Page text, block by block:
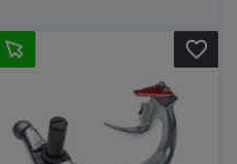
favorite_border